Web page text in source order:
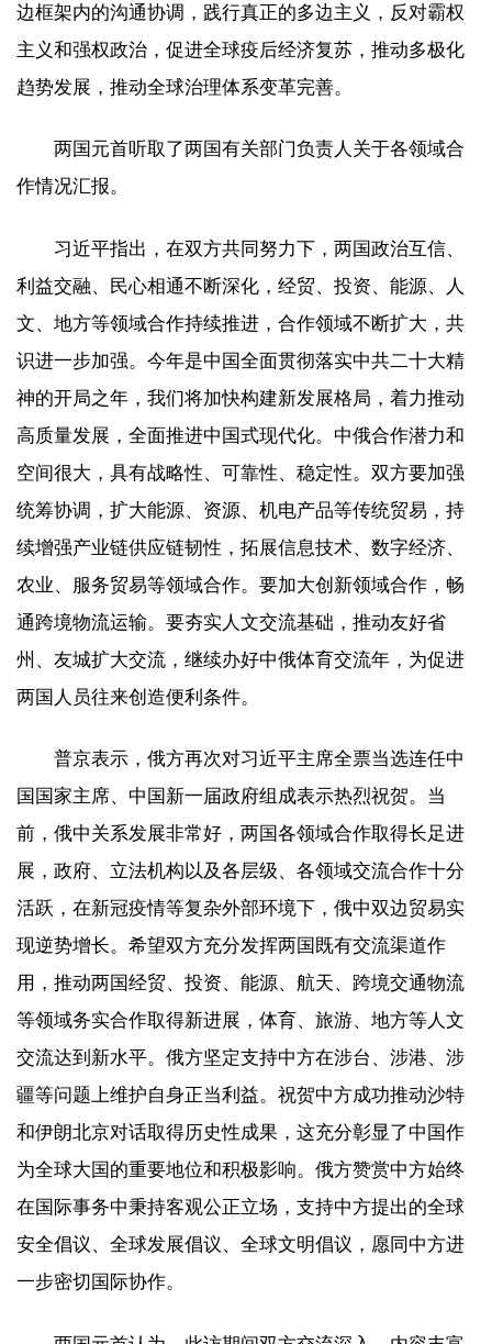
边框架内的沟通协调，践行真正的多边主义，反对霸权
主义和强权政治，促进全球疫后经济复苏，推动多极化
趋势发展，推动全球治理体系变革完善。
两国元首听取了两国有关部门负责人关于各领域合
作情况汇报。
习近平指出，在双方共同努力下，两国政治互信、
利益交融、民心相通不断深化，经贸、投资、能源、人
文、地方等领域合作持续推进，合作领域不断扩大，共
识进一步加强。今年是中国全面贯彻落实中共二十大精
神的开局之年，我们将加快构建新发展格局，着力推动
高质量发展，全面推进中国式现代化。中俄合作潜力和
空间很大，具有战略性、可靠性、稳定性。双方要加强
统筹协调，扩大能源、资源、机电产品等传统贸易，持
续增强产业链供应链韧性，拓展信息技术、数字经济、
农业、服务贸易等领域合作。要加大创新领域合作，畅
通跨境物流运输。要夯实人文交流基础，推动友好省
州、友城扩大交流，继续办好中俄体育交流年，为促进
两国人员往来创造便利条件。
普京表示，俄方再次对习近平主席全票当选连任中
国国家主席、中国新一届政府组成表示热烈祝贺。当
前，俄中关系发展非常好，两国各领域合作取得长足进
展，政府、立法机构以及各层级、各领域交流合作十分
活跃，在新冠疫情等复杂外部环境下，俄中双边贸易实
现逆势增长。希望双方充分发挥两国既有交流渠道作
用，推动两国经贸、投资、能源、航天、跨境交通物流
等领域务实合作取得新进展，体育、旅游、地方等人文
交流达到新水平。俄方坚定支持中方在涉台、涉港、涉
疆等问题上维护自身正当利益。祝贺中方成功推动沙特
和伊朗北京对话取得历史性成果，这充分彰显了中国作
为全球大国的重要地位和积极影响。俄方赞赏中方始终
在国际事务中秉持客观公正立场，支持中方提出的全球
安全倡议、全球发展倡议、全球文明倡议，愿同中方进
一步密切国际协作。